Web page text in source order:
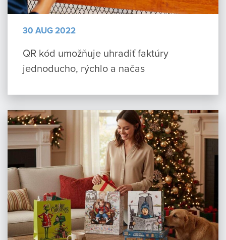
30 AUG 2022
QR kód umožňuje uhradiť faktúry
jednoducho, rýchlo a načas